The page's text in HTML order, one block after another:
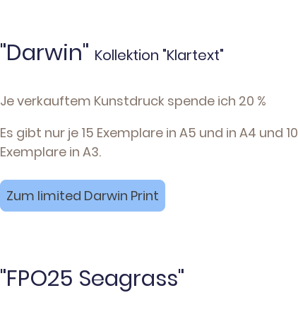
"Darwin" Kollektion "Klartext"
Je verkauftem Kunstdruck spende ich 20 %
Es gibt nur je 15 Exemplare in A5 und in A4 und 10
Exemplare in A3.
Zum limited Darwin Print
"FPO25 Seagrass"